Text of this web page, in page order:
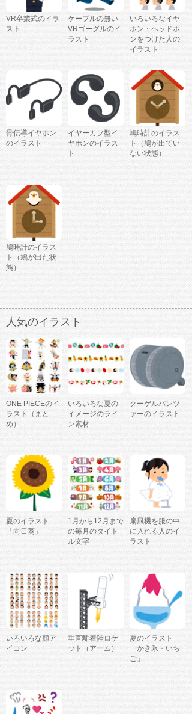
VR卒業式のイラ
スト
ケーブルの無い
VRゴーグルのイ
ラスト
いろいろなイヤ
ホン・ヘッドホ
ンをつけた人の
イラスト
骨伝導イヤホン
のイラスト
イヤーカフ型イ
ヤホンのイラス
ト
鳩時計のイラス
ト（鳩が出てい
ない状態）
鳩時計のイラス
ト（鳩が出た状
態）
人気のイラスト
ONE PIECEのイ
ラスト（まと
め）
いろいろな夏の
イメージのライ
ン素材
クーゲルパンツ
ァーのイラスト
夏のイラスト
「向日葵」
1月から12月まで
の毎月のタイト
ル文字
扇風機を服の中
に入れる人のイ
ラスト
いろいろな顔ア
イコン
垂直離着陸ロケ
ット（アーム）
夏のイラスト
「かき氷・いち
ご」